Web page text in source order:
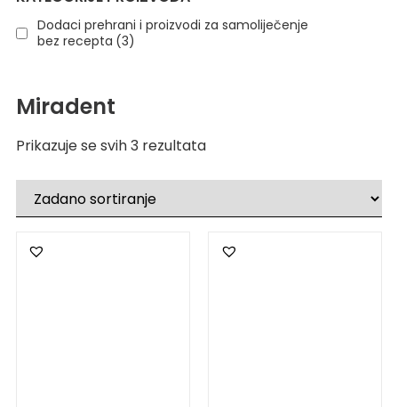
Dodaci prehrani i proizvodi za samoliječenje
bez recepta (3)
Miradent
Prikazuje se svih 3 rezultata